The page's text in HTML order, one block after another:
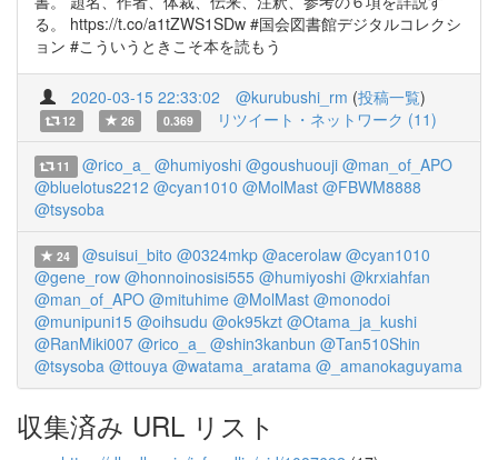
る。 https://t.co/a1tZWS1SDw #国会図書館デジタルコレクシ
ョン #こういうときこそ本を読もう
2020-03-15 22:33:02 @kurubushi_rm (投稿一覧)
12 26 0.369 リツイート・ネットワーク (11)
11 @rico_a_ @humiyoshi @goushuouji @man_of_APO
@bluelotus2212 @cyan1010 @MolMast @FBWM8888
@tsysoba
24 @suisui_bito @0324mkp @acerolaw @cyan1010
@gene_row @honnoinosisi555 @humiyoshi @krxiahfan
@man_of_APO @mituhime @MolMast @monodoi
@munipuni15 @oihsudu @ok95kzt @Otama_ja_kushi
@RanMiki007 @rico_a_ @shin3kanbun @Tan510Shin
@tsysoba @ttouya @watama_aratama @_amanokaguyama
収集済み URL リスト